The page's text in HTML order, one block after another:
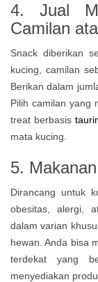
4. Jual
Camilan
Snack diberikan
kucing, camilan
Berikan dalam
Pilih camilan yang
treat berbasis
mata kucing.
5.
Dirancang untuk
obesitas, alergi,
dalam varian
hewan. Anda bisa
terdekat yang
menyediakan